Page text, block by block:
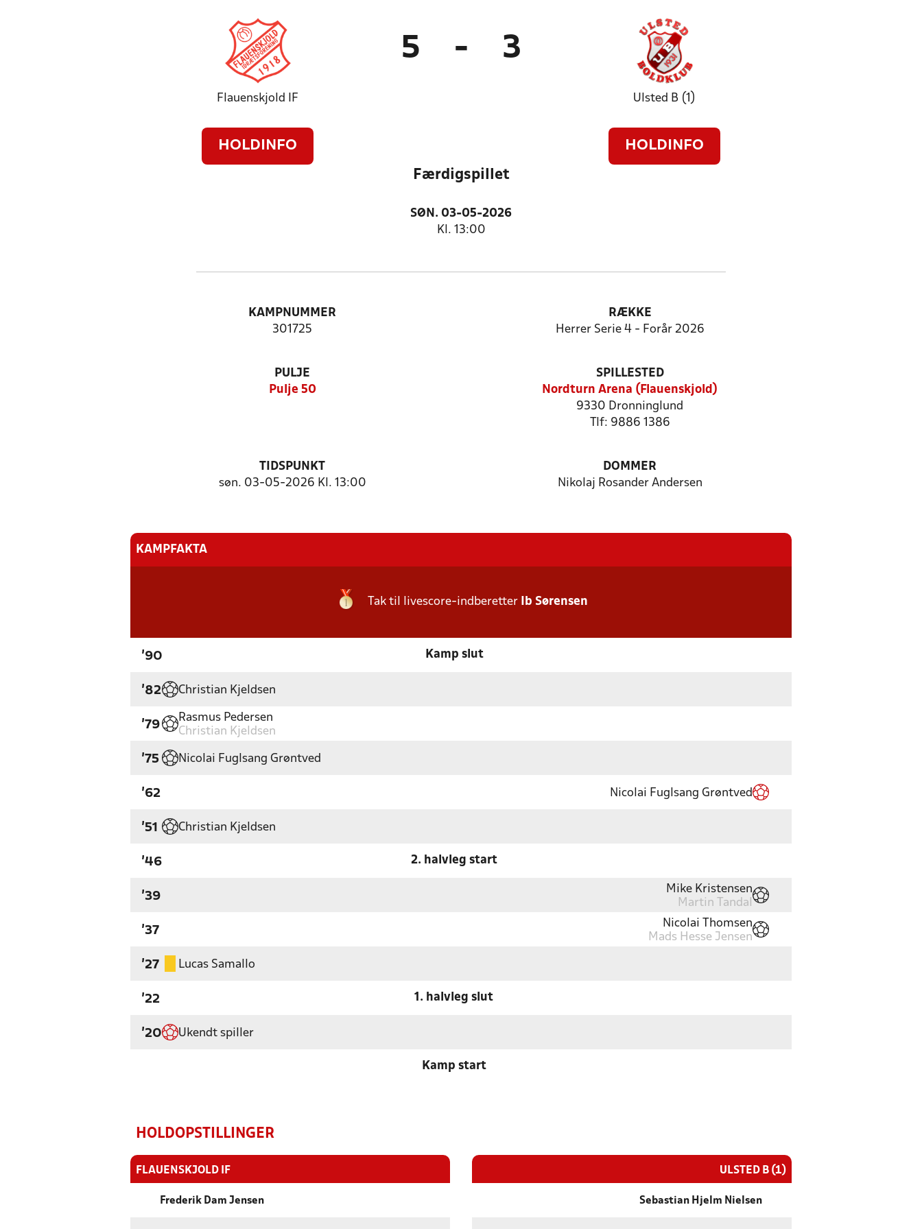
Flauenskjold IF
HOLDINFO
5 - 3
Ulsted B (1)
HOLDINFO
Færdigspillet
SØN. 03-05-2026
Kl. 13:00
KAMPNUMMER
301725
RÆKKE
Herrer Serie 4 - Forår 2026
PULJE
Pulje 50
SPILLESTED
Nordturn Arena (Flauenskjold)
9330 Dronninglund
Tlf: 9886 1386
TIDSPUNKT
søn. 03-05-2026 Kl. 13:00
DOMMER
Nikolaj Rosander Andersen
KAMPFAKTA
Tak til livescore-indberetter Ib Sørensen
'90 Kamp slut
'82 Christian Kjeldsen
'79
Rasmus Pedersen
Christian Kjeldsen
'75 Nicolai Fuglsang Grøntved
'62 Nicolai Fuglsang Grøntved
'51 Christian Kjeldsen
'46 2. halvleg start
'39
Mike Kristensen
Martin Tandal
'37
Nicolai Thomsen
Mads Hesse Jensen
'27 Lucas Samallo
'22 1. halvleg slut
'20 Ukendt spiller
Kamp start
HOLDOPSTILLINGER
FLAUENSKJOLD IF
Frederik Dam Jensen
ULSTED B (1)
Sebastian Hjelm Nielsen